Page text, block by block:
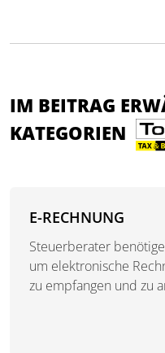
IM BEITRAG
KATEGORIEN
E-RECHNUNG
Steuerberater
um elektronische
zu empfangen und zu